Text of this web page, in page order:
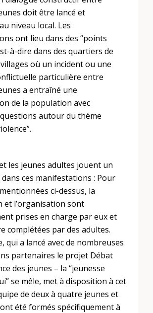
doit être lancé et
niveau local. Les
ont lieu dans des “points
à-dire dans des quartiers de
où un incident ou une
particulière entre
a entraîné une
de la population avec
autour du thème
les jeunes adultes jouent un
ces manifestations : Pour
ci-dessus, la
et l’organisation sont
prises en charge par eux et
complétées par des adultes.
qui a lancé avec de nombreuses
partenaires le projet Débat
des jeunes – la “jeunesse
se mêle, met à disposition à cet
de deux à quatre jeunes et
été formés spécifiquement à